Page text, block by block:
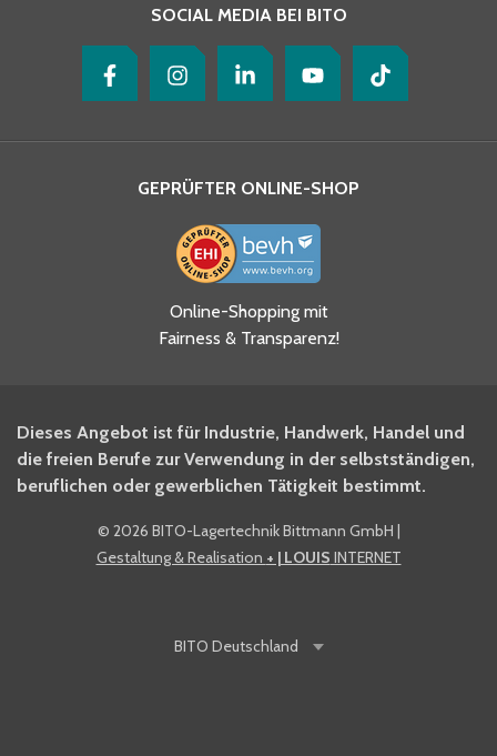
Ja, ich habe die
Datenschutzhinweise gelesen
und akzeptiere diese.
BITO Newsletter Fachwissen
Intralogistiker anmelden.
Ja, ich möchte mich für den
BITO Shop-Newsletter
SOCIAL MEDIA BEI BITO
GEPRÜFTER ONLINE-SHOP
Online-Shopping mit
Fairness & Transparenz!
Dieses Angebot ist für Industrie, Handwerk, Handel und
die freien Berufe zur Verwendung in der selbstständigen,
beruflichen oder gewerblichen Tätigkeit bestimmt.
© 2026 BITO-Lagertechnik Bittmann GmbH |
Gestaltung & Realisation + | LOUIS INTERNET
BITO Deutschland